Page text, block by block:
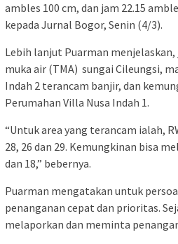
ambles 100 cm, dan jam 22.15
kepada Jurnal Bogor, Senin (4/3).
Lebih lanjut Puarman
muka air (TMA) sungai Cileungsi,
Indah 2 terancam banjir, dan
Perumahan Villa Nusa Indah 1.
“Untuk area yang terancam ialah,
28, 26 dan 29. Kemungkinan bisa
dan 18,” bebernya.
Puarman mengatakan untuk
penanganan cepat dan prioritas.
melaporkan dan meminta